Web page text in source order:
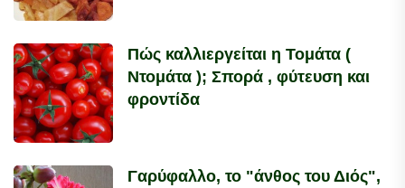
Πώς καλλιεργείται η Τομάτα (
Ντομάτα ); Σπορά , φύτευση και
φροντίδα
Γαρύφαλλο, το "άνθος του Διός",